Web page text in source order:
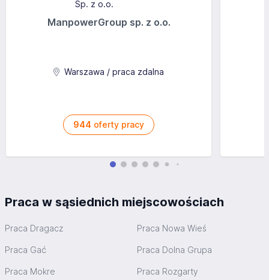
ManpowerGroup sp. z o.o.
Warszawa / praca zdalna
944 oferty pracy
Praca w sąsiednich miejscowościach
Praca Dragacz Praca Nowa Wieś
Praca Gać Praca Dolna Grupa
Praca Mokre Praca Rozgarty